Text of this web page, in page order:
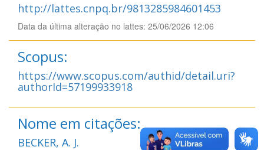
http://lattes.cnpq.br/9813285984601453
Data da última alteração no lattes: 25/06/2026 12:06
Scopus:
https://www.scopus.com/authid/detail.uri?
authorId=57199933918
Nome em citações:
BECKER, A. J.